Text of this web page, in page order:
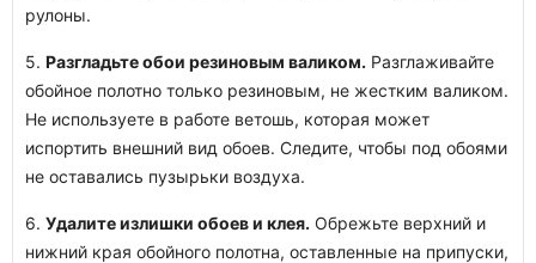
рулоны.
5. Разгладьте обои резиновым валиком. Разглаживайте
обойное полотно только резиновым, не жестким валиком.
Не используете в работе ветошь, которая может
испортить внешний вид обоев. Следите, чтобы под обоями
не оставались пузырьки воздуха.
6. Удалите излишки обоев и клея. Обрежьте верхний и
нижний края обойного полотна, оставленные на припуски,